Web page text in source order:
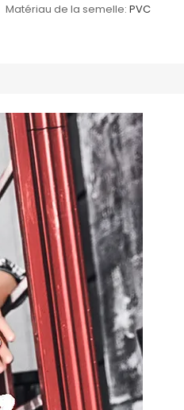
Matériau de la semelle: PVC